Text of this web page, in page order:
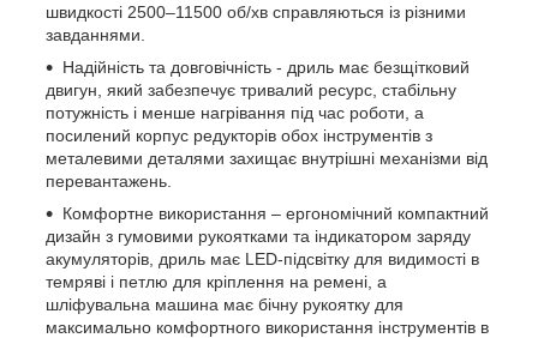
швидкості 2500–11500 об/хв справляються із різними
завданнями.
Надійність та довговічність - дриль має безщітковий
двигун, який забезпечує тривалий ресурс, стабільну
потужність і менше нагрівання під час роботи, а
посилений корпус редукторів обох інструментів з
металевими деталями захищає внутрішні механізми від
перевантажень.
Комфортне використання – ергономічний компактний
дизайн з гумовими рукоятками та індикатором заряду
акумуляторів, дриль має LED-підсвітку для видимості в
темряві і петлю для кріплення на ремені, а
шліфувальна машина має бічну рукоятку для
максимально комфортного використання інструментів в